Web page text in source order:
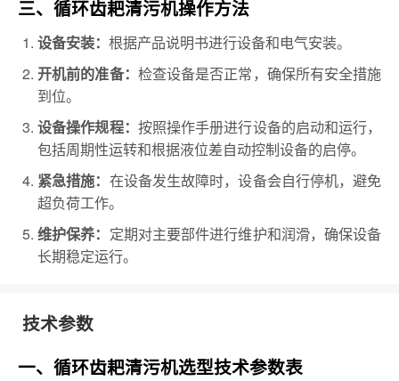
三、循环齿耙清污机操作方法
设备安装：根据产品说明书进行设备和电气安装。
开机前的准备： 检查设备是否正常，确保所有安全措施
到位。
设备操作规程： 按照操作手册进行设备的启动和运行，
包括周期性运转和根据液位差自动控制设备的启停。
紧急措施： 在设备发生故障时，设备会自行停机，避免
超负荷工作。
维护保养： 定期对主要部件进行维护和润滑，确保设备
长期稳定运行。
技术参数
一、循环齿耙清污机选型技术参数表